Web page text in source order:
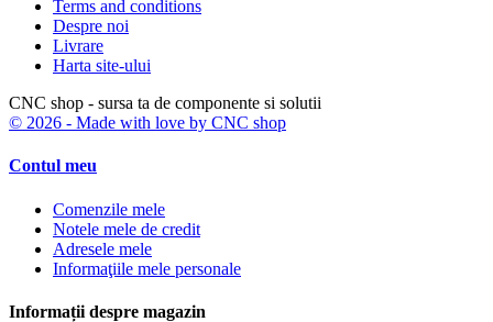
Terms and conditions
Despre noi
Livrare
Harta site-ului
CNC shop - sursa ta de componente si solutii
© 2026 - Made with love by CNC shop
Contul meu
Comenzile mele
Notele mele de credit
Adresele mele
Informaţiile mele personale
Informații despre magazin